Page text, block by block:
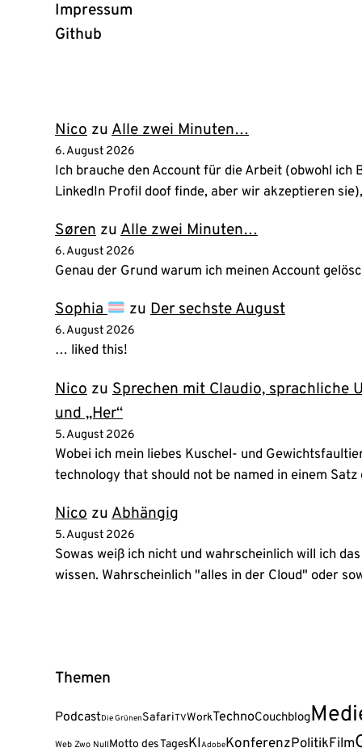
Impressum
Github
Nico zu Alle zwei Minuten…
6. August 2026
Ich brauche den Account für die Arbeit (obwohl ich
LinkedIn Profil doof finde, aber wir akzeptieren
Søren zu Alle zwei Minuten…
6. August 2026
Genau der Grund warum ich meinen Account
Sophia zuDer sechste August
6. August 2026
… liked this!
Nico zu Sprechen mit Claudio, sprachliche
und „Her“
5. August 2026
Wobei ich mein liebes Kuschel- und
technology that should not be named in einem
Nico zu Abhängig
5. August 2026
Sowas weiß ich nicht und wahrscheinlich will ich
wissen. Wahrscheinlich "alles in der Cloud" oder
Themen
PodcastDie GrünenSafariTVWorkTechnoCouchblog
Web Zwo NullMotto des TagesKIAdobeKonferenzPolitikFilm